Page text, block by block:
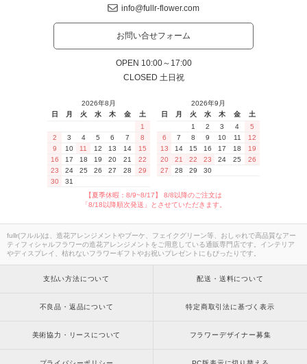
info@fullr-flower.com
お問い合せフォーム
OPEN 10:00～17:00
CLOSED 土日祝
2026年8月
日
月 火 水 木 金
土
1
2
3 4 5 6 7
8
9
10 11 12 13 14
15
16
17 18 19 20 21
22
23
24 25 26 27 28
29
30
31
2026年9月
日
月 火 水 木 金
土
1
2 3 4
5
6
7 8 9 10 11
12
13
14 15 16 17 18
19
20
21 22 23 24 25
26
27
28 29 30
【夏季休暇：8/9~8/17】 8/8以降のご注文は
「8/18以降順次発送」とさせていただきます。
fullr(フルル)は、造花アレンジメントやブーケ、フェイクグリーン等、おしゃれで高品質なアー
ティフィシャルフラワーの造花アレンジメントをご用意している通販専門店です。インテリア
やディスプレイ、枯れないフラワーギフトやお祝いプレゼントにもぴったりです。
支払い方法について 配送・送料について
不良品・返品について 特定商取引法に基づく表示
美術協力・リースについて フラワーデザイナー募集